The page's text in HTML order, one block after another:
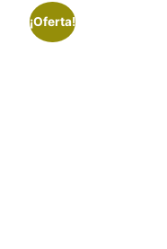
¡Oferta!